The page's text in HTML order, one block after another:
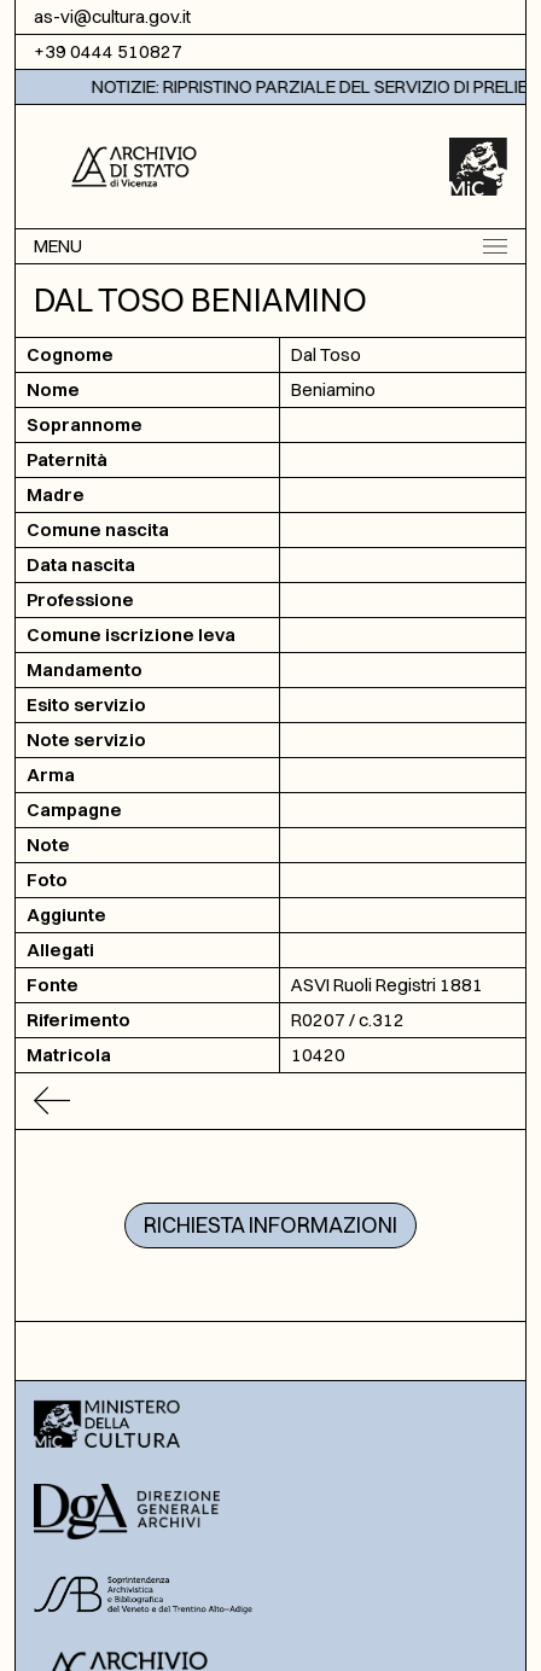
Vai al contenuto
as-vi@cultura.gov.it
+39 0444 510827
NOTIZIE: RIPRISTINO PARZIALE DEL SERVIZIO DI
MENU
DAL TOSO BENIAMINO
Cognome
Dal Toso
Nome
Beniamino
Soprannome
Paternità
Madre
Comune nascita
Data nascita
Professione
Comune iscrizione leva
Mandamento
Esito servizio
Note servizio
Arma
Campagne
Note
Foto
Aggiunte
Allegati
Fonte
ASVI Ruoli Registri 1881
Riferimento
R0207 / c.312
Matricola
10420
RICHIESTA INFORMAZIONI